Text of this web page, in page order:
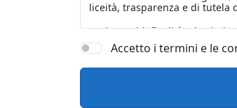
Accetto i termini e le